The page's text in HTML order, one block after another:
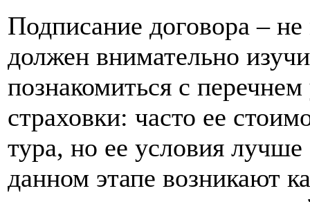
Подписание договора –
должен внимательно
познакомиться с
страховки: часто ее
тура, но ее условия
данном этапе возникают